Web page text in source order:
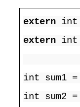
extern int
extern int
int sum1
int sum2